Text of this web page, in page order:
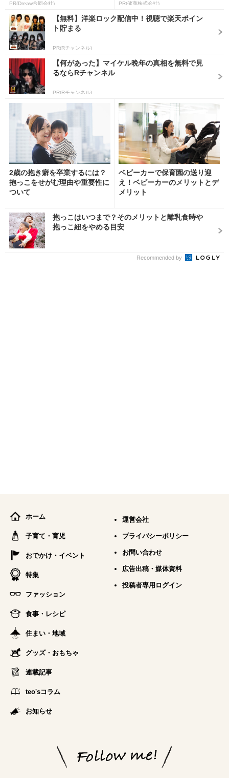
PR(Dreaw合同会社) PR(健商株式会社)
【無料】洋楽ロック配信中！視聴で楽天ポイン
ト貯まる
PR(Rチャンネル)
【何があった】マイケル晩年の真相を無料で見
るならRチャンネル
PR(Rチャンネル)
2歳の抱き癖を卒業するには？
抱っこをせがむ理由や重要性に
ついて
ベビーカーで保育園の送り迎
え！ベビーカーのメリットとデ
メリット
抱っこはいつまで？そのメリットと離乳食時や
抱っこ紐をやめる目安
Recommended by
ホーム
子育て・育児
おでかけ・イベント
特集
ファッション
食事・レシピ
住まい・地域
グッズ・おもちゃ
連載記事
teo'sコラム
お知らせ
運営会社
プライバシーポリシー
お問い合わせ
広告出稿・媒体資料
投稿者専用ログイン